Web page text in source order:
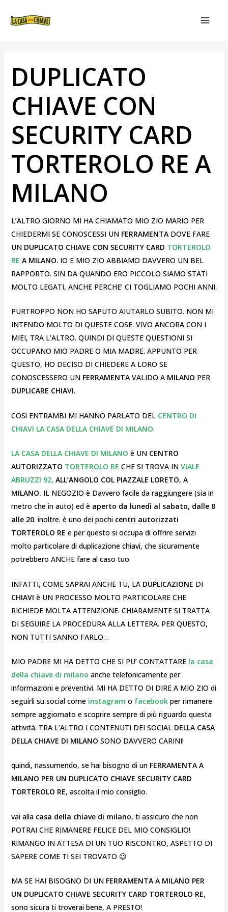
DUPLICATO
CHIAVE CON
SECURITY CARD
TORTEROLO RE A
MILANO
L’ALTRO GIORNO MI HA CHIAMATO MIO ZIO MARIO PER
CHIEDERMI SE CONOSCESSI UN FERRAMENTA DOVE FARE
UN DUPLICATO CHIAVE CON SECURITY CARD TORTEROLO
RE A MILANO. IO E MIO ZIO ABBIAMO DAVVERO UN BEL
RAPPORTO. SIN DA QUANDO ERO PICCOLO SIAMO STATI
MOLTO LEGATI, ANCHE PERCHE’ CI TOGLIAMO POCHI ANNI.
PURTROPPO NON HO SAPUTO AIUTARLO SUBITO. NON MI
INTENDO MOLTO DI QUESTE COSE. VIVO ANCORA CON I
MIEI, TRA L’ALTRO. QUINDI DI QUESTE QUESTIONI SI
OCCUPANO MIO PADRE O MIA MADRE. APPUNTO PER
QUESTO, HO DECISO DI CHIEDERE A LORO SE
CONOSCESSERO UN FERRAMENTA VALIDO A MILANO PER
DUPLICARE CHIAVI.
COSì ENTRAMBI MI HANNO PARLATO DELCENTRO DI
CHIAVI LA CASA DELLA CHIAVE DI MILANO.
LA CASA DELLA CHIAVE DI MILANO è UNCENTRO
AUTORIZZATO TORTEROLO RE CHE SI TROVA IN VIALE
ABRUZZI 92, ALL’ANGOLO COL PIAZZALE LORETO, A
MILANO. IL NEGOZIO è Davvero facile da raggiungere (sia in
metro che in auto) ed è aperto da lunedì al sabato, dalle 8
alle 20. inoltre. è uno dei pochicentri autorizzati
TORTEROLO RE e per questo si occupa di offrire servizi
molto particolare di duplicazione chiavi, che sicuramente
potrebbero ANCHE fare al caso tuo.
INFATTI, COME SAPRAI ANCHE TU, LA DUPLICAZIONE DI
CHIAVI è UN PROCESSO MOLTO PARTICOLARE CHE
RICHIEDE MOLTA ATTENZIONE. CHIARAMENTE SI TRATTA
DI SEGUIRE LA PROCEDURA ALLA LETTERA. PER QUESTO,
NON TUTTI SANNO FARLO…
MIO PADRE MI HA DETTO CHE SI PU’ CONTATTARE la casa
della chiave di milano anche telefonicamente per
informazioni e preventivi. MI HA DETTO DI DIRE A MIO ZIO di
seguirli su social come instagram o facebook per rimanere
sempre aggiornato e scoprire sempre di più riguardo questa
attività. TRA L’ALTRO I CONTENUTI DEI SOCIAL DELLA CASA
DELLA CHIAVE DI MILANO SONO DAVVERO CARINI!
quindi, riassumendo, se hai bisogno di un FERRAMENTA A
MILANO PER UN DUPLICATO CHIAVE SECURITY CARD
TORTEROLO RE, ascolta il mio consiglio.
vai alla casa della chiave di milano, ti assicuro che non
POTRAI CHE RIMANERE FELICE DEL MIO CONSIGLIO!
RIMANGO IN ATTESA DI UN TUO RISCONTRO, ASPETTO DI
SAPERE COME TI SEI TROVATO 😉
MA SE HAI BISOGNO DI UN FERRAMENTA A MILANO PER
UN DUPLICATO CHIAVE SECURITY CARD TORTEROLO RE,
sono sicura ti troverai bene, A PRESTO!
ARTICOLI